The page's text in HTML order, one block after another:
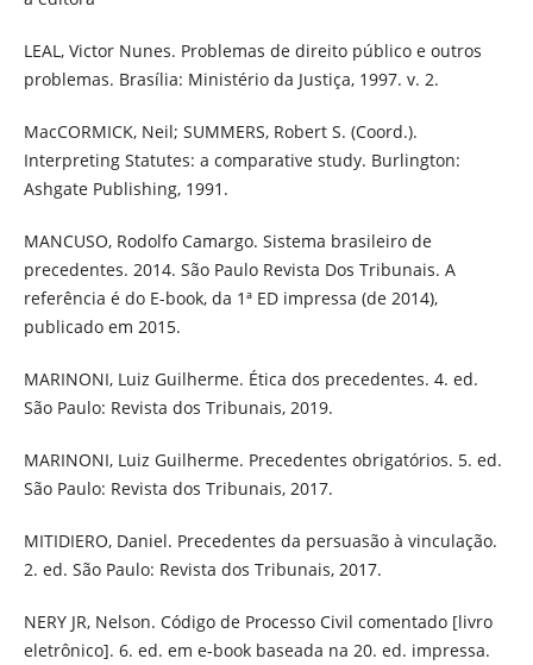
LEAL, Victor Nunes. Problemas de direito público e outros
problemas. Brasília: Ministério da Justiça, 1997. v. 2.
MacCORMICK, Neil; SUMMERS, Robert S. (Coord.).
Interpreting Statutes: a comparative study. Burlington:
Ashgate Publishing, 1991.
MANCUSO, Rodolfo Camargo. Sistema brasileiro de
precedentes. 2014. São Paulo Revista Dos Tribunais. A
referência é do E-book, da 1ª ED impressa (de 2014),
publicado em 2015.
MARINONI, Luiz Guilherme. Ética dos precedentes. 4. ed.
São Paulo: Revista dos Tribunais, 2019.
MARINONI, Luiz Guilherme. Precedentes obrigatórios. 5. ed.
São Paulo: Revista dos Tribunais, 2017.
MITIDIERO, Daniel. Precedentes da persuasão à vinculação.
2. ed. São Paulo: Revista dos Tribunais, 2017.
NERY JR, Nelson. Código de Processo Civil comentado [livro
eletrônico]. 6. ed. em e-book baseada na 20. ed. impressa.